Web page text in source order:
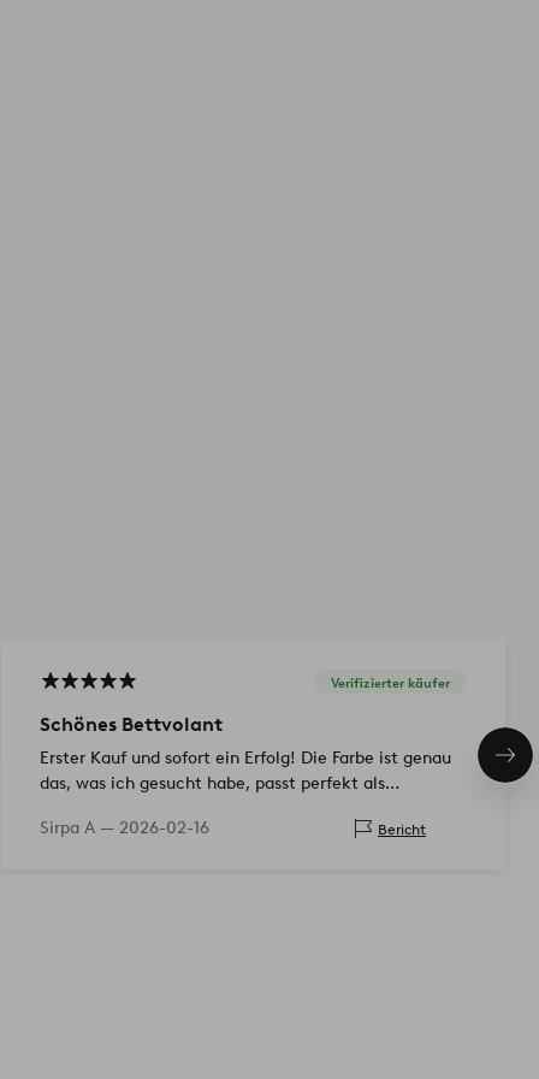
Verifizierter käufer
Schönes Bettvolant
Erster Kauf und sofort ein Erfolg! Die Farbe ist genau
das, was ich gesucht habe, passt perfekt als
Sirpa A — 2026-02-16 Bericht